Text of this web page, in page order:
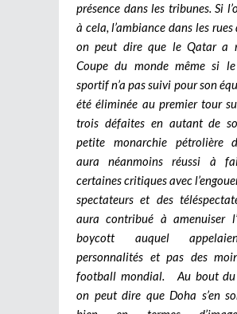
présence dans les tribunes. Si
à cela, l’ambiance dans les rues
on peut dire que le Qatar a
Coupe du monde même si
sportif n’a pas suivi pour son
été éliminée au premier tour
trois défaites en autant de
petite monarchie pétrolière
aura néanmoins réussi à
certaines critiques avec
spectateurs et des
aura contribué à amenuiser
boycott auquel
personnalités et pas des
football mondial. Au bout du
on peut dire que Doha s’en